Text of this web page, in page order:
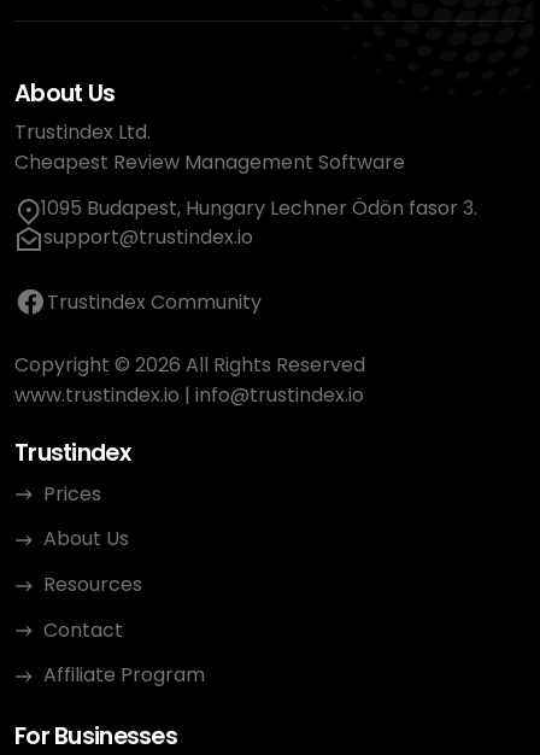
About Us
Trustindex Ltd.
Cheapest Review Management Software
1095 Budapest, Hungary Lechner Ödön fasor 3.
support@trustindex.io
Trustindex Community
Copyright © 2026 All Rights Reserved
www.trustindex.io | info@trustindex.io
Trustindex
Prices
About Us
Resources
Contact
Affiliate Program
For Businesses